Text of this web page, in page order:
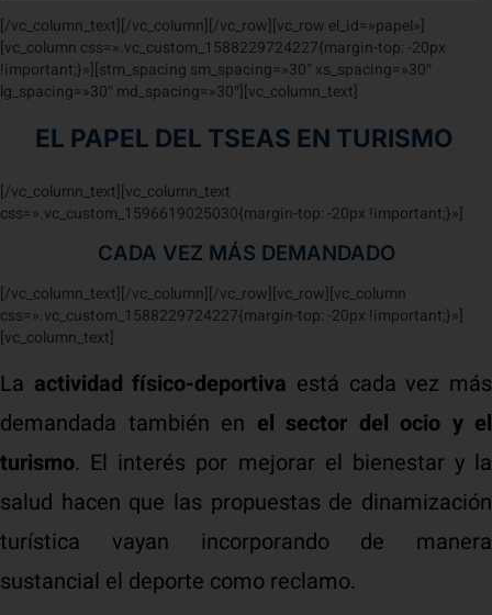
[/vc_column_text][/vc_column][/vc_row][vc_row el_id=»papel»]
[vc_column css=».vc_custom_1588229724227{margin-top: -20px
!important;}»][stm_spacing sm_spacing=»30″ xs_spacing=»30″
lg_spacing=»30″ md_spacing=»30″][vc_column_text]
EL PAPEL DEL TSEAS EN TURISMO
[/vc_column_text][vc_column_text
css=».vc_custom_1596619025030{margin-top: -20px !important;}»]
CADA VEZ MÁS DEMANDADO
[/vc_column_text][/vc_column][/vc_row][vc_row][vc_column
css=».vc_custom_1588229724227{margin-top: -20px !important;}»]
[vc_column_text]
La actividad físico-deportiva está cada vez más
demandada también en el sector del ocio y el
turismo. El interés por mejorar el bienestar y la
salud hacen que las propuestas de dinamización
turística vayan incorporando de manera
sustancial el deporte como reclamo.